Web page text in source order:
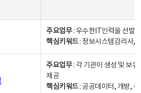
주요업무: 우수한IT인력을 선발
핵심키워드: 정보시스템감리사,
주요업무: 각 기관이 생성 및 보
제공
핵심키워드: 공공데이터, 개방,